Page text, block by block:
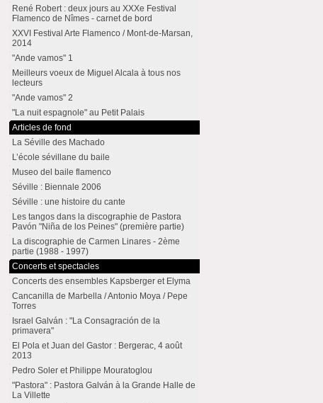
René Robert : deux jours au XXXe Festival
Flamenco de Nîmes - carnet de bord
XXVI Festival Arte Flamenco / Mont-de-Marsan,
2014
"Ande vamos" 1
Meilleurs voeux de Miguel Alcala à tous nos
lecteurs
"Ande vamos" 2
"La nuit espagnole" au Petit Palais
Articles de fond
La Séville des Machado
L’école sévillane du baile
Museo del baile flamenco
Séville : Biennale 2006
Séville : une histoire du cante
Les tangos dans la discographie de Pastora
Pavón "Niña de los Peines" (première partie)
La discographie de Carmen Linares - 2ème
partie (1988 - 1997)
Concerts et spectacles
Concerts des ensembles Kapsberger et Elyma
Cancanilla de Marbella / Antonio Moya / Pepe
Torres
Israel Galván : "La Consagración de la
primavera"
El Pola et Juan del Gastor : Bergerac, 4 août
2013
Pedro Soler et Philippe Mouratoglou
"Pastora" : Pastora Galván à la Grande Halle de
La Villette